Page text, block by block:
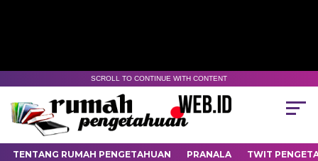
SCROLL TO CONTINUE WITH CONTENT
TENTANG RUMAH PENGETAHUAN PRANALA TWIT